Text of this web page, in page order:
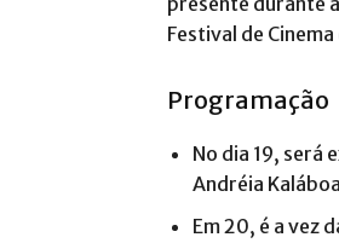
Festival de
Programação
No dia 19, será
Andréia
Em 20, é a vez